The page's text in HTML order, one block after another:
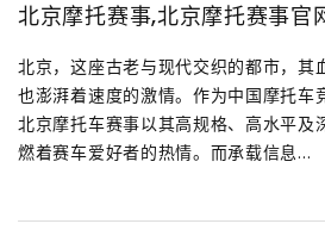
北京摩托赛事,北京摩托赛事官
北京，这座古老与现代交织的都市，其
也澎湃着速度的激情。作为中国摩托车
北京摩托车赛事以其高规格、高水平及
燃着赛车爱好者的热情。而承载信息...